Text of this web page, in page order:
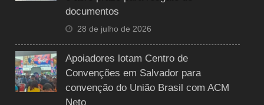
documentos
28 de julho de 2026
Apoiadores lotam Centro de
Convenções em Salvador para
convenção do União Brasil com ACM
Neto